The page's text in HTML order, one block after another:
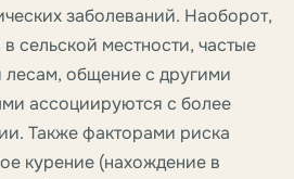
заболеваний. Наоборот,
сельской местности, частые
лесам, общение с другими
ассоциируются с более
Также факторами риска
курение (нахождение в